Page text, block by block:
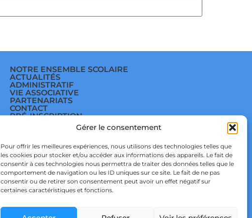
Gérer le consentement
Pour offrir les meilleures expériences, nous utilisons des technologies telles que
les cookies pour stocker et/ou accéder aux informations des appareils. Le fait de
consentir à ces technologies nous permettra de traiter des données telles que le
comportement de navigation ou les ID uniques sur ce site. Le fait de ne pas
consentir ou de retirer son consentement peut avoir un effet négatif sur
certaines caractéristiques et fonctions.
NOTRE ENSEMBLE SCOLAIRE
ACTUALITÉS
ADMINISTRATIF
VIE ASSOCIATIVE
PARTENARIATS
CONTACT
PRÉ-INSCRIPTION
POLITIQUE DE
CONFIDENTIALITÉ & RGPD
POLITIQUE DE COOKIES